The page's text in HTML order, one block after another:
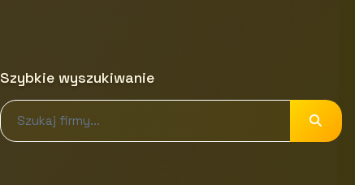
Szybkie wyszukiwanie